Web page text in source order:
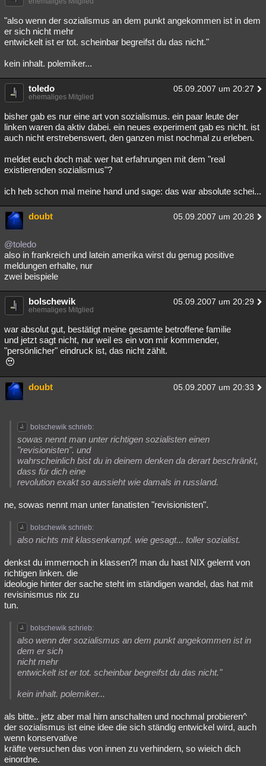
"also wenn der sozialismus an dem punkt angekommen ist in dem
er sich nicht mehr
entwickelt ist er tot. scheinbar begreifst du das nicht."
kein inhalt. polemiker...
toledo 05.09.2007 um 20:27
ehemaliges Mitglied
bisher gab es nur eine art von sozialismus. ein paar leute der
linken waren da aktiv dabei. ein neues experiment gab es nicht. ist
auch nicht erstrebenswert, den ganzen mist nochmal zu erleben.
meldet euch doch mal: wer hat erfahrungen mit dem "real
existierenden sozialismus"?
ich heb schon mal meine hand und sage: das war absolute schei...
doubt 05.09.2007 um 20:28
@toledo
also in frankreich und latein amerika wirst du genug positive
meldungen erhalte, nur
zwei beispiele
bolschewik 05.09.2007 um 20:29
ehemaliges Mitglied
war absolut gut, bestätigt meine gesamte betroffene familie
und jetzt sagt nicht, nur weil es ein von mir kommender,
"persönlicher" eindruck ist, das nicht zählt.
doubt 05.09.2007 um 20:33
bolschewik schrieb:
sowas nennt man unter richtigen sozialisten einen
"revisionisten". und
wahrscheinlich bist du in deinem denken da derart beschränkt,
dass für dich eine
revolution exakt so aussieht wie damals in russland.
ne, sowas nennt man unter fanatisten "revisionisten".
bolschewik schrieb:
also nichts mit klassenkampf. wie gesagt... toller sozialist.
denkst du immernoch in klassen?! man du hast NIX gelernt von
richtigen linken. die
ideologie hinter der sache steht im ständigen wandel, das hat mit
revisinismus nix zu
tun.
bolschewik schrieb:
also wenn der sozialismus an dem punkt angekommen ist in
dem er sich
nicht mehr
entwickelt ist er tot. scheinbar begreifst du das nicht."
kein inhalt. polemiker...
als bitte.. jetz aber mal hirn anschalten und nochmal probieren^
der sozialismus ist eine idee die sich ständig entwickel wird, auch
wenn konservative
kräfte versuchen das von innen zu verhindern, so wieich dich
einordne.